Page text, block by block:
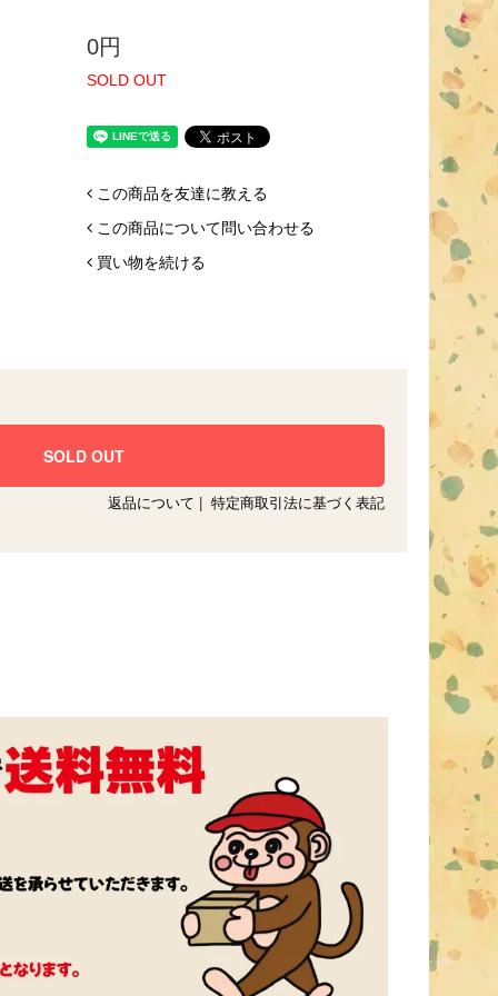
0円
SOLD OUT
この商品を友達に教える
この商品について問い合わせる
買い物を続ける
返品について 特定商取引法に基づく表記